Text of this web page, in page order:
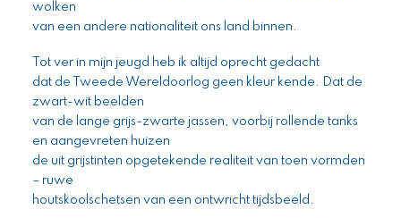
wolken
van een andere nationaliteit ons land binnen.
Tot ver in mijn jeugd heb ik altijd oprecht gedacht
dat de Tweede Wereldoorlog geen kleur kende. Dat de
zwart-wit beelden
van de lange grijs-zwarte jassen, voorbij rollende tanks
en aangevreten huizen
de uit grijstinten opgetekende realiteit van toen vormden
– ruwe
houtskoolschetsen van een ontwricht tijdsbeeld.